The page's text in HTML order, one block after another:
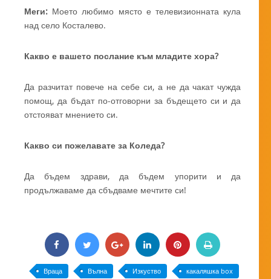
Меги: Моето любимо място е телевизионната кула
над село Косталево.
Какво е вашето послание към младите хора?
Да разчитат повече на себе си, а не да чакат чужда
помощ, да бъдат по-отговорни за бъдещето си и да
отстояват мнението си.
Какво си пожелавате за Коледа?
Да бъдем здрави, да бъдем упорити и да
продължаваме да сбъдваме мечтите си!
Враца Вълна Изкуство
какаляшка box